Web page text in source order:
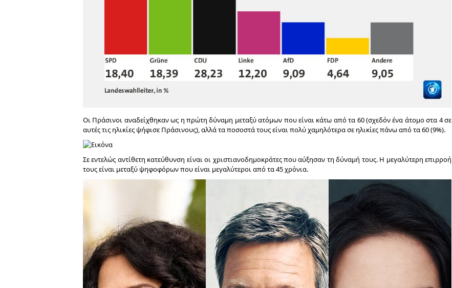
Οι Πράσινοι αναδείχθηκαν ως η πρώτη δύναμη μεταξύ ατόμων που είναι κάτω από τα 60 (σχεδόν ένα άτομο στα 4 σε
αυτές τις ηλικίες ψήφισε Πράσινους), αλλά τα ποσοστά τους είναι πολύ χαμηλότερα σε ηλικίες πάνω από τα 60 (9%).
Σε εντελώς αντίθετη κατεύθυνση είναι οι χριστιανοδημοκράτες που αύξησαν τη δύναμή τους. Η μεγαλύτερη επιρροή
τους είναι μεταξύ ψηφοφόρων που είναι μεγαλύτεροι από τα 45 χρόνια.